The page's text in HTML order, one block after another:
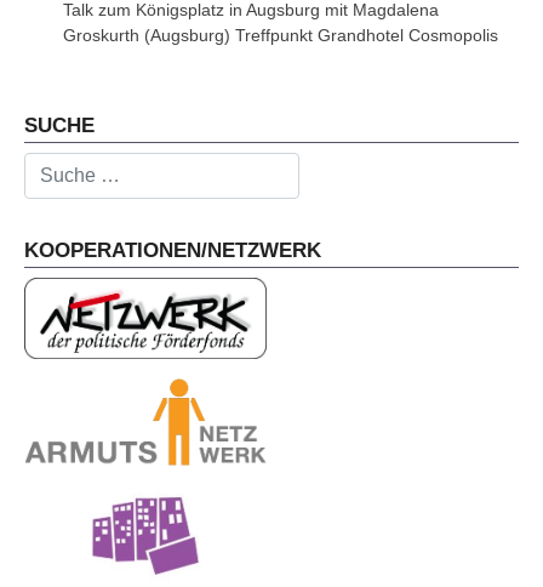
Talk zum Königsplatz in Augsburg mit Magdalena
Groskurth (Augsburg) Treffpunkt Grandhotel Cosmopolis
SUCHE
Suchen
KOOPERATIONEN/NETZWERK